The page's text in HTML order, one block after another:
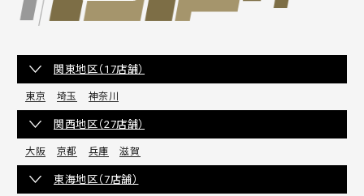
関東地区（17店舗）
東京 埼玉 神奈川
関西地区（27店舗）
大阪 京都 兵庫 滋賀
東海地区（7店舗）